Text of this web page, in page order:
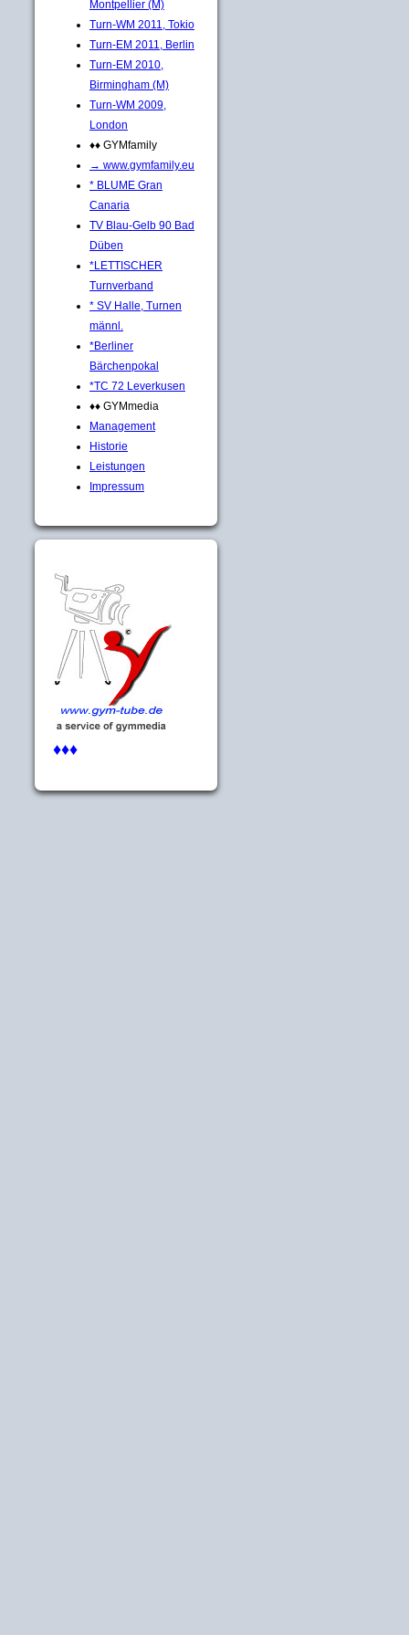
Montpellier (M)
Turn-WM 2011, Tokio
Turn-EM 2011, Berlin
Turn-EM 2010,
Birmingham (M)
Turn-WM 2009,
London
♦♦ GYMfamily
→ www.gymfamily.eu
* BLUME Gran
Canaria
TV Blau-Gelb 90 Bad
Düben
*LETTISCHER
Turnverband
* SV Halle, Turnen
männl.
*Berliner
Bärchenpokal
*TC 72 Leverkusen
♦♦ GYMmedia
Management
Historie
Leistungen
Impressum
♦♦♦